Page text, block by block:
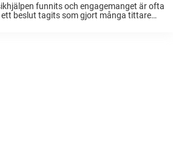
funnits och engagemanget är ofta
beslut tagits som gjort många tittare